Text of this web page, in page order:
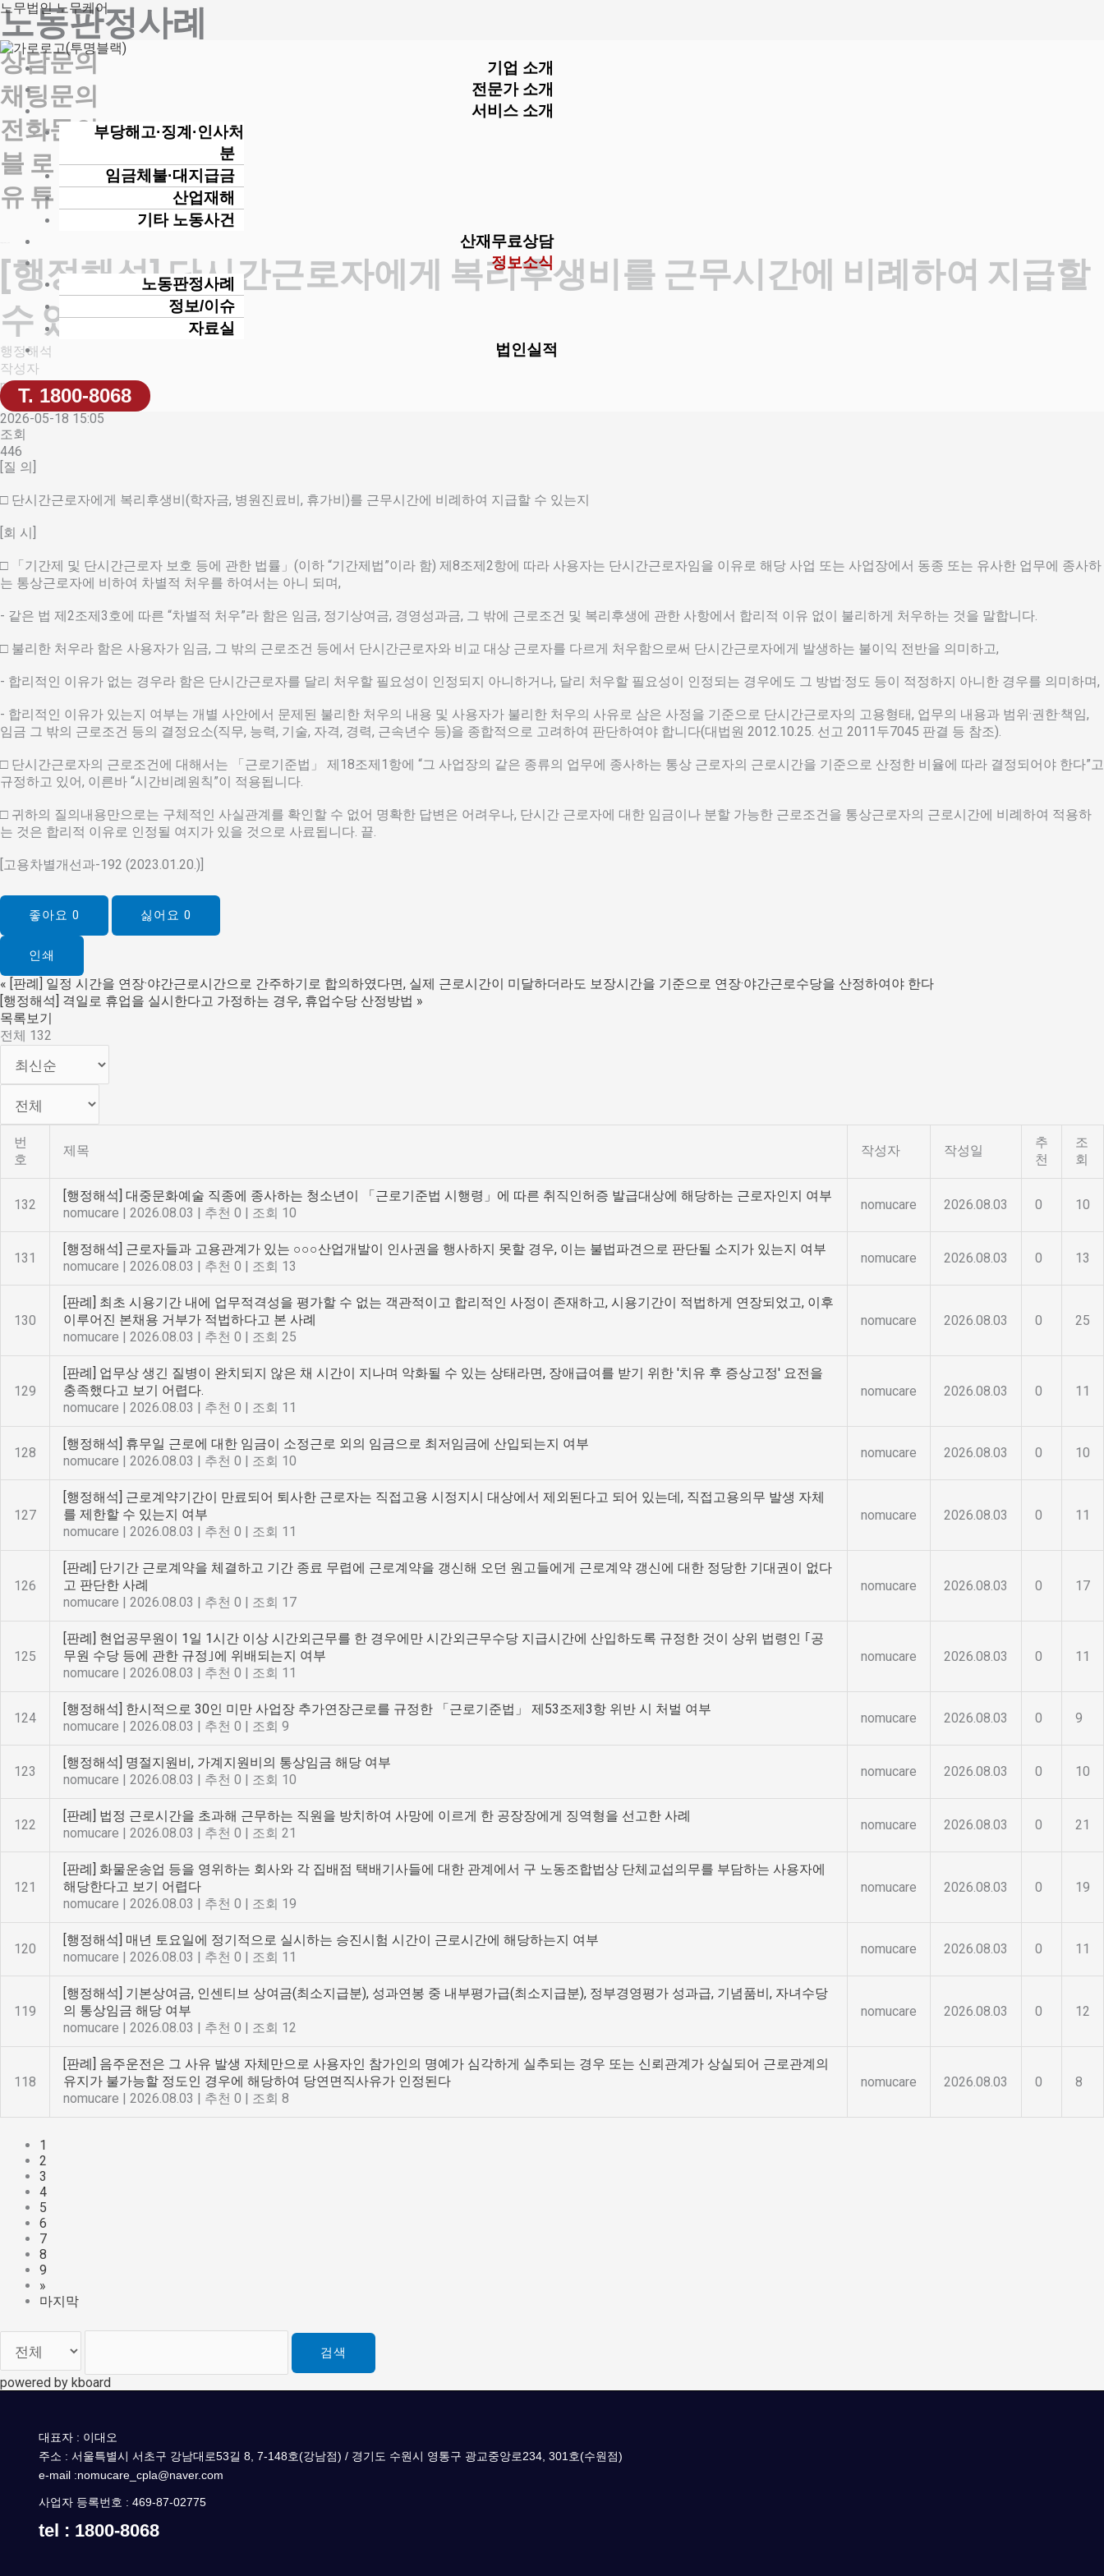
콘
텐
츠
로
건
너
기
노무법인 노무케어
기업 소개
전문가 소개
서비스 소개
부당해고·징계·인사처
분
임금체불·대지급금
산업재해
기타 노동사건
산재무료상담
정보소식
노동판정사례
정보/이슈
자료실
법인실적
T. 1800-8068
노동판정사례
상담문의
채팅문의
전화문의
블 로 그
유 튜 브
[행정해석] 단시간근로자에게 복리후생비를 근무시간에 비례하여 지급할
수 있는지 여부
행정해석
작성자
nomucare
작성일
2026-05-18 15:05
조회
446
[질 의]
□ 단시간근로자에게 복리후생비(학자금, 병원진료비, 휴가비)를 근무시간에 비례하여 지급할 수 있는지
[회 시]
□ 「기간제 및 단시간근로자 보호 등에 관한 법률」(이하 “기간제법”이라 함) 제8조제2항에 따라 사용자는 단시간근로자임을 이유로 해당 사업 또는 사업장에서 동종 또는 유사한 업무에 종사하
는 통상근로자에 비하여 차별적 처우를 하여서는 아니 되며,
- 같은 법 제2조제3호에 따른 “차별적 처우”라 함은 임금, 정기상여금, 경영성과금, 그 밖에 근로조건 및 복리후생에 관한 사항에서 합리적 이유 없이 불리하게 처우하는 것을 말합니다.
□ 불리한 처우라 함은 사용자가 임금, 그 밖의 근로조건 등에서 단시간근로자와 비교 대상 근로자를 다르게 처우함으로써 단시간근로자에게 발생하는 불이익 전반을 의미하고,
- 합리적인 이유가 없는 경우라 함은 단시간근로자를 달리 처우할 필요성이 인정되지 아니하거나, 달리 처우할 필요성이 인정되는 경우에도 그 방법·정도 등이 적정하지 아니한 경우를 의미하며,
- 합리적인 이유가 있는지 여부는 개별 사안에서 문제된 불리한 처우의 내용 및 사용자가 불리한 처우의 사유로 삼은 사정을 기준으로 단시간근로자의 고용형태, 업무의 내용과 범위·권한·책임,
임금 그 밖의 근로조건 등의 결정요소(직무, 능력, 기술, 자격, 경력, 근속년수 등)을 종합적으로 고려하여 판단하여야 합니다(대법원 2012.10.25. 선고 2011두7045 판결 등 참조).
□ 단시간근로자의 근로조건에 대해서는 「근로기준법」 제18조제1항에 “그 사업장의 같은 종류의 업무에 종사하는 통상 근로자의 근로시간을 기준으로 산정한 비율에 따라 결정되어야 한다”고
규정하고 있어, 이른바 “시간비례원칙”이 적용됩니다.
□ 귀하의 질의내용만으로는 구체적인 사실관계를 확인할 수 없어 명확한 답변은 어려우나, 단시간 근로자에 대한 임금이나 분할 가능한 근로조건을 통상근로자의 근로시간에 비례하여 적용하
는 것은 합리적 이유로 인정될 여지가 있을 것으로 사료됩니다. 끝.
[고용차별개선과-192 (2023.01.20.)]
좋아요 0 싫어요 0
인쇄
« [판례] 일정 시간을 연장·야간근로시간으로 간주하기로 합의하였다면, 실제 근로시간이 미달하더라도 보장시간을 기준으로 연장·야간근로수당을 산정하여야 한다
[행정해석] 격일로 휴업을 실시한다고 가정하는 경우, 휴업수당 산정방법 »
목록보기
전체 132
번
호
제목 작성자 작성일
추
천
조
회
132
[행정해석] 대중문화예술 직종에 종사하는 청소년이 「근로기준법 시행령」에 따른 취직인허증 발급대상에 해당하는 근로자인지 여부
nomucare | 2026.08.03 | 추천 0 | 조회 10
nomucare 2026.08.03 0 10
131
[행정해석] 근로자들과 고용관계가 있는 ○○○산업개발이 인사권을 행사하지 못할 경우, 이는 불법파견으로 판단될 소지가 있는지 여부
nomucare | 2026.08.03 | 추천 0 | 조회 13
nomucare 2026.08.03 0 13
130
[판례] 최초 시용기간 내에 업무적격성을 평가할 수 없는 객관적이고 합리적인 사정이 존재하고, 시용기간이 적법하게 연장되었고, 이후
이루어진 본채용 거부가 적법하다고 본 사례
nomucare | 2026.08.03 | 추천 0 | 조회 25
nomucare 2026.08.03 0 25
129
[판례] 업무상 생긴 질병이 완치되지 않은 채 시간이 지나며 악화될 수 있는 상태라면, 장애급여를 받기 위한 '치유 후 증상고정' 요전을
충족했다고 보기 어렵다.
nomucare | 2026.08.03 | 추천 0 | 조회 11
nomucare 2026.08.03 0 11
128
[행정해석] 휴무일 근로에 대한 임금이 소정근로 외의 임금으로 최저임금에 산입되는지 여부
nomucare | 2026.08.03 | 추천 0 | 조회 10
nomucare 2026.08.03 0 10
127
[행정해석] 근로계약기간이 만료되어 퇴사한 근로자는 직접고용 시정지시 대상에서 제외된다고 되어 있는데, 직접고용의무 발생 자체
를 제한할 수 있는지 여부
nomucare | 2026.08.03 | 추천 0 | 조회 11
nomucare 2026.08.03 0 11
126
[판례] 단기간 근로계약을 체결하고 기간 종료 무렵에 근로계약을 갱신해 오던 원고들에게 근로계약 갱신에 대한 정당한 기대권이 없다
고 판단한 사례
nomucare | 2026.08.03 | 추천 0 | 조회 17
nomucare 2026.08.03 0 17
125
[판례] 현업공무원이 1일 1시간 이상 시간외근무를 한 경우에만 시간외근무수당 지급시간에 산입하도록 규정한 것이 상위 법령인 ｢공
무원 수당 등에 관한 규정｣에 위배되는지 여부
nomucare | 2026.08.03 | 추천 0 | 조회 11
nomucare 2026.08.03 0 11
124
[행정해석] 한시적으로 30인 미만 사업장 추가연장근로를 규정한 「근로기준법」 제53조제3항 위반 시 처벌 여부
nomucare | 2026.08.03 | 추천 0 | 조회 9
nomucare 2026.08.03 0 9
123
[행정해석] 명절지원비, 가계지원비의 통상임금 해당 여부
nomucare | 2026.08.03 | 추천 0 | 조회 10
nomucare 2026.08.03 0 10
122
[판례] 법정 근로시간을 초과해 근무하는 직원을 방치하여 사망에 이르게 한 공장장에게 징역형을 선고한 사례
nomucare | 2026.08.03 | 추천 0 | 조회 21
nomucare 2026.08.03 0 21
121
[판례] 화물운송업 등을 영위하는 회사와 각 집배점 택배기사들에 대한 관계에서 구 노동조합법상 단체교섭의무를 부담하는 사용자에
해당한다고 보기 어렵다
nomucare | 2026.08.03 | 추천 0 | 조회 19
nomucare 2026.08.03 0 19
120
[행정해석] 매년 토요일에 정기적으로 실시하는 승진시험 시간이 근로시간에 해당하는지 여부
nomucare | 2026.08.03 | 추천 0 | 조회 11
nomucare 2026.08.03 0 11
119
[행정해석] 기본상여금, 인센티브 상여금(최소지급분), 성과연봉 중 내부평가급(최소지급분), 정부경영평가 성과급, 기념품비, 자녀수당
의 통상임금 해당 여부
nomucare | 2026.08.03 | 추천 0 | 조회 12
nomucare 2026.08.03 0 12
118
[판례] 음주운전은 그 사유 발생 자체만으로 사용자인 참가인의 명예가 심각하게 실추되는 경우 또는 신뢰관계가 상실되어 근로관계의
유지가 불가능할 정도인 경우에 해당하여 당연면직사유가 인정된다
nomucare | 2026.08.03 | 추천 0 | 조회 8
nomucare 2026.08.03 0 8
1
2
3
4
5
6
7
8
9
»
마지막
검색
powered by kboard
대표자 : 이대오
주소 : 서울특별시 서초구 강남대로53길 8, 7-148호(강남점) / 경기도 수원시 영통구 광교중앙로234, 301호(수원점)
e-mail :nomucare_cpla@naver.com
사업자 등록번호 : 469-87-02775
tel : 1800-8068